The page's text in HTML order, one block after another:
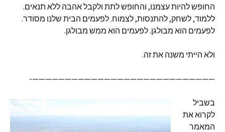
החופש להיות עצמנו, והחופש לתת ולקבל אהבה ללא תנאים.
ללמוד, לשחק, להתנסות, לצמוח. לפעמים הבית שלנו מסודר.
לפעמים הוא מבולגן. לפעמים הוא ממש מבולגן.
ולא הייתי משנה את זה.
————————————————————————————-
בשביל
לקרוא את
המאמר